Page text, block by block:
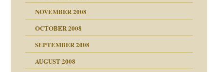
NOVEMBER 2008
OCTOBER 2008
SEPTEMBER 2008
AUGUST 2008